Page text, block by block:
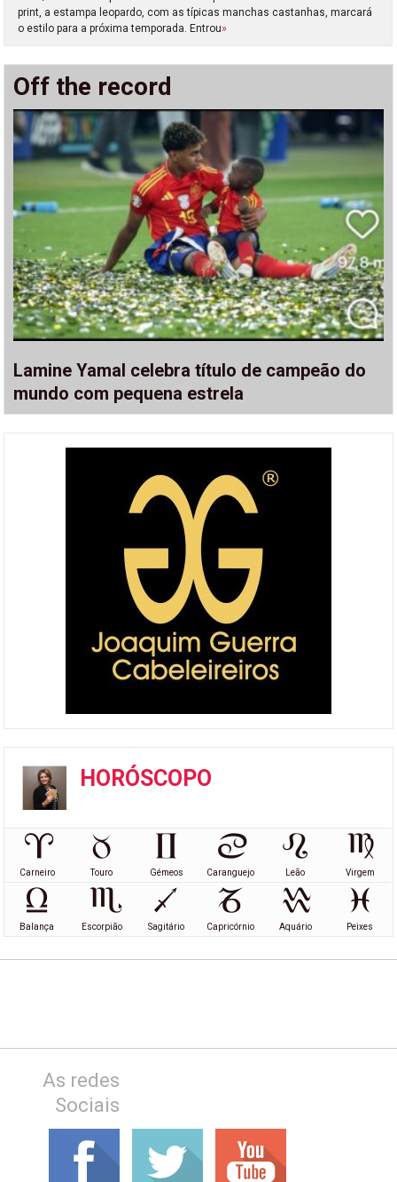
print, a estampa leopardo, com as típicas manchas castanhas, marcará
o estilo para a próxima temporada. Entrou»
Off the record
Lamine Yamal celebra título de campeão do
mundo com pequena estrela
HORÓSCOPO
Carneiro Touro Gémeos Caranguejo Leão Virgem
Balança Escorpião Sagitário Capricórnio Aquário Peixes
As redes
Sociais